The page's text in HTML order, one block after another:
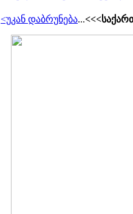
<უკან დაბრუნება...